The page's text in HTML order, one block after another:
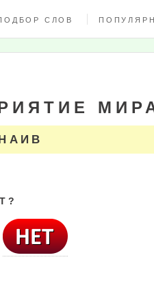
СЛОВ
НАИВ